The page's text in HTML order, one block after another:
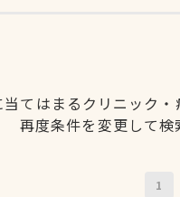
てはまるクリニック・
再度条件を変更して検
1